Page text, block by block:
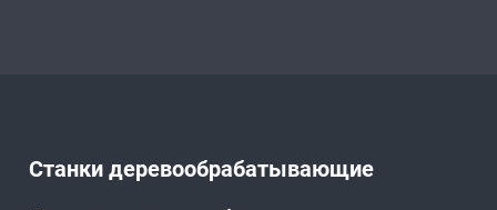
Станки деревообрабатывающие